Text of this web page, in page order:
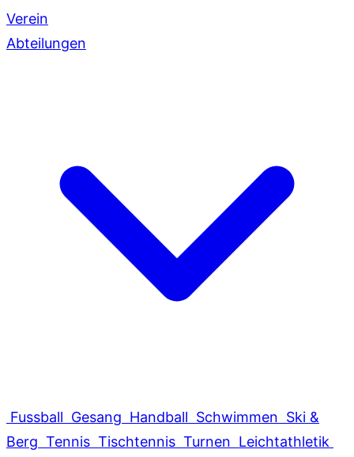
Verein
Abteilungen
Fussball Gesang Handball Schwimmen Ski &
Berg Tennis Tischtennis Turnen Leichtathletik